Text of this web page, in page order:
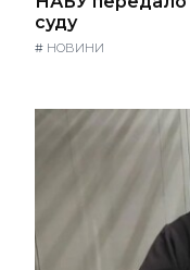
суду
# НОВИНИ